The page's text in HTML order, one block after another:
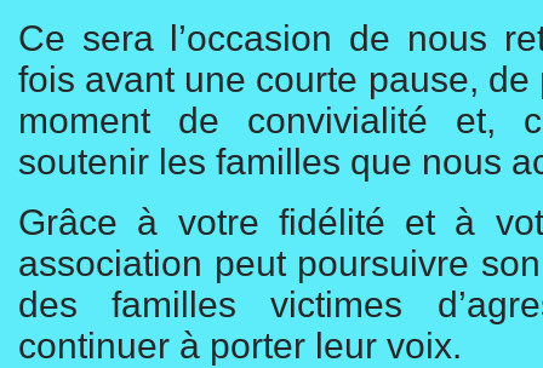
Ce sera l’occasion de nous
fois avant une courte pause,
moment de convivialité et,
soutenir les familles que nous
Grâce à votre fidélité et à
association peut poursuivre
des familles victimes
continuer à porter leur voix.